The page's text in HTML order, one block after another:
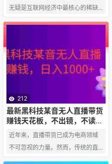
升账号权重，或者用于商业合作评…
无疑是互联网经济中最核心的稀缺
资源之一。然而，随着竞争的白热
此同时，一个被忽视的宝藏市场正
在浮现——小众流量。对于资源有
限、无法与巨头正面竞争的个人或
小团队而言，小众流量领域或许蕴
藏着意想不到的“掘金”机会。本文将
探讨，如何通过精准定位和精细化
运营，三个人组成的团队如何在一
个月内实现小10万元的收益。 一…
212
最新黑科技某音无人直播带货
赚钱天花板，不出镜，不读
稿，日入1000+
近年来，直播带货已成为电商领域
不可忽视的力量。然而，传统的直
播模式需要主播长时间在线、口干